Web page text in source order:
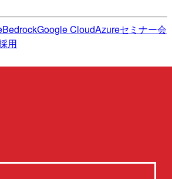
BedrockGoogle CloudAzureセミナー会
用